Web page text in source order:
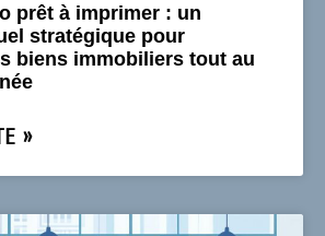
prêt à imprimer : un
stratégique pour
biens immobiliers tout au
»